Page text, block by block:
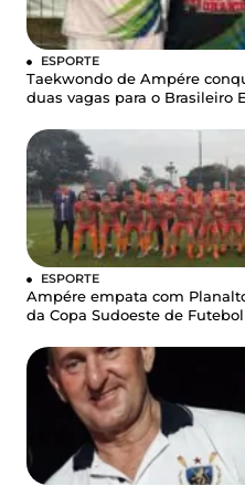
ESPORTE
Taekwondo de Ampére
duas vagas para o Brasileiro
ESPORTE
Ampére empata com
da Copa Sudoeste de Futebol